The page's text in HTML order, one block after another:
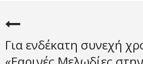
Για ενδέκατη συνεχή